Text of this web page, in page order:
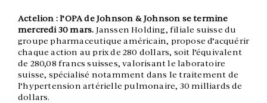
Actelion : l’OPA de Johnson & Johnson se termine
mercredi 30 mars. Janssen Holding, filiale suisse du
groupe pharmaceutique américain, propose d’acquérir
chaque action au prix de 280 dollars, soit l’équivalent
de 280,08 francs suisses, valorisant le laboratoire
suisse, spécialisé notamment dans le traitement de
l’hypertension artérielle pulmonaire, 30 milliards de
dollars.